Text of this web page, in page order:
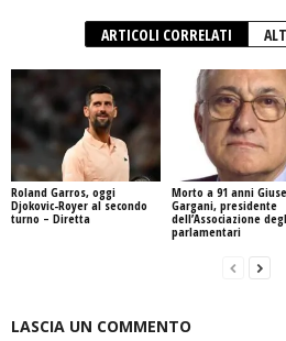
ARTICOLI CORRELATI
Roland Garros, oggi
Djokovic-Royer al secondo
turno – Diretta
Morto a 91 anni
Gargani, presidente
dell’Associazione
parlamentari
LASCIA UN COMMENTO